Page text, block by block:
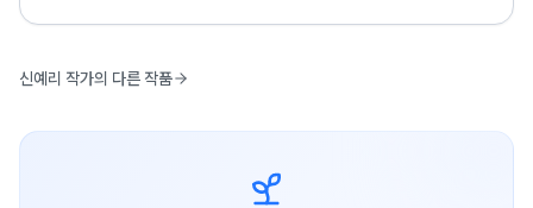
신예리 작가의 다른 작품